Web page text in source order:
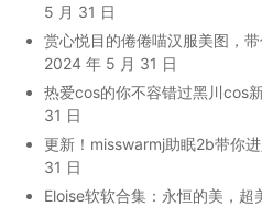
5 月 31 日
赏心悦目的倦倦喵汉服美图，
2024 年 5 月 31 日
热爱cos的你不容错过黑川cos
31 日
更新！misswarmj助眠2b带你
31 日
Eloise软软合集：永恒的美，超